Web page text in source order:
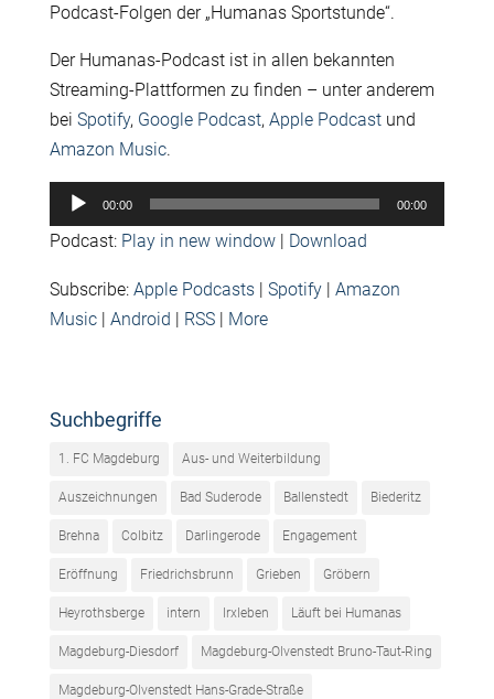
Podcast-Folgen der „Humanas Sportstunde“.
Der Humanas-Podcast ist in allen bekannten
Streaming-Plattformen zu finden – unter anderem
bei Spotify, Google Podcast, Apple Podcastund
Amazon Music.
Audio-
Player
00:00 00:00
Podcast: Play in new window| Download
Subscribe: Apple Podcasts| Spotify| Amazon
Music| Android | RSS| More
Suchbegriffe
1. FC Magdeburg Aus- und Weiterbildung
Auszeichnungen Bad Suderode Ballenstedt Biederitz
Brehna Colbitz Darlingerode Engagement
Eröffnung Friedrichsbrunn Grieben Gröbern
Heyrothsberge intern Irxleben Läuft bei Humanas
Magdeburg-Diesdorf Magdeburg-Olvenstedt Bruno-Taut-Ring
Magdeburg-Olvenstedt Hans-Grade-Straße